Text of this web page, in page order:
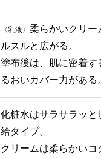
〈乳液〉 柔らかいクリー
ルスルと広がる。
塗布後は、肌に密着す
るおいカバー力がある
化粧水はサラサラッと
給タイプ。
クリームは柔らかいコ